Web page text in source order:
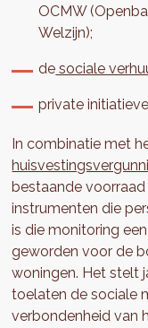
OCMW
Welzijn);
de sociale
private
In combinatie met
bestaande
instrumenten die
is die monitoring
geworden voor de
woningen. Het stelt
toelaten de sociale
verbondenheid van